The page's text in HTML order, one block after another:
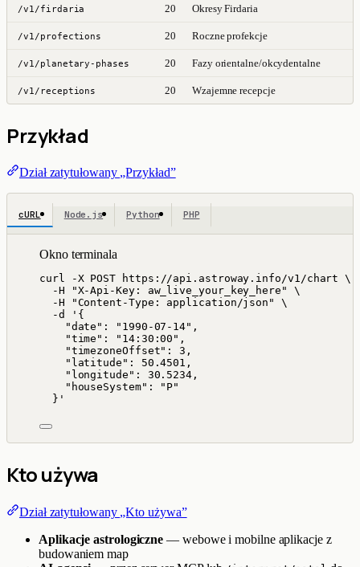
/v1/firdaria 20 Okresy Firdaria
/v1/profections 20 Roczne profekcje
/v1/planetary-phases 20 Fazy orientalne/okcydentalne
/v1/receptions 20 Wzajemne recepcje
Przykład
Dział zatytułowany „Przykład”
cURL Node.js Python PHP
Okno terminala
curl -X POST https://api.astroway.info/v1/chart
\
-H
"X-Api-Key: aw_live_your_key_here "
\
-H
"Content-Type: application/json "
\
-d
' {
"date": "1990-07-14",
"time": "14:30:00",
"timezoneOffset": 3,
"latitude": 50.4501,
"longitude": 30.5234,
"houseSystem": "P"
} '
Kto używa
Dział zatytułowany „Kto używa”
Aplikacje astrologiczne — webowe i mobilne aplikacje z
budowaniem map